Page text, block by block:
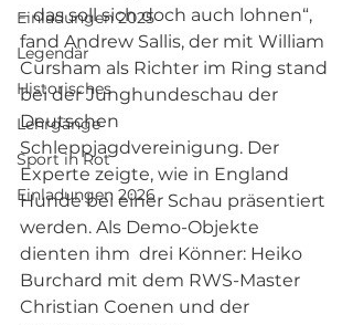
Einladungen 2025
Legendär
Historisches
Lehrgänge
Sport in Rot
Einladungen 2026
– das soll sich doch auch lohnen“,
fand Andrew Sallis, der mit William
Cursham als Richter im Ring stand
bei der Junghundeschau der
Deutschen
Schleppjagdvereinigung. Der
Experte zeigte, wie in England
Hunde bei einer Schau präsentiert
werden. Als Demo-Objekte
dienten ihm  drei Könner: Heiko
Burchard mit dem RWS-Master
Christian Coenen und der